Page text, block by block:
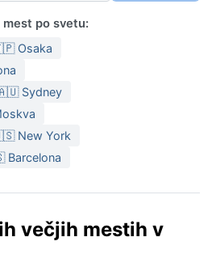
pa majhen pulover ali
v času monsuna.
je od novembra do
in noči sveže – idealno za
velja maja in junija, ko je
vremenskimi pojavi
ki za kratek časa ohladijo
orkanov ni, ob močnejšem
po svetu:
Osaka
Sydney
New York
večjih mestih v